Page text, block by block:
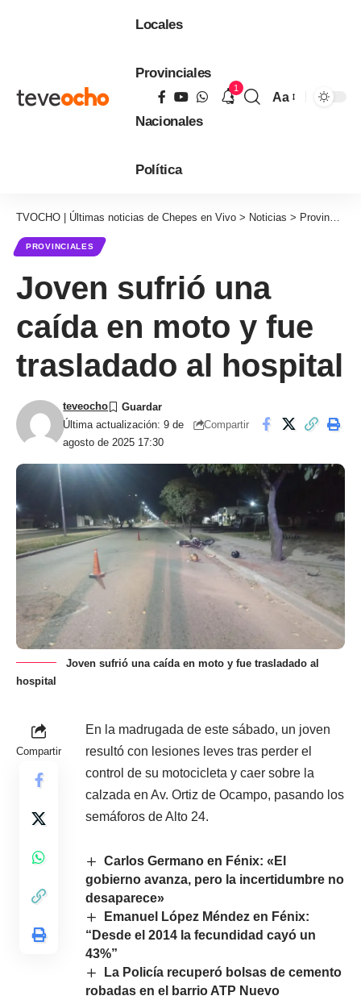
Locales
Provinciales
Nacionales
Política
1
Aa
TVOCHO | Últimas noticias de Chepes en Vivo > Noticias > Provinciales
PROVINCIALES
Joven sufrió una
caída en moto y fue
trasladado al hospital
Última actualización: 9 de
agosto de 2025 17:30
teveocho
Compartir
Joven sufrió una caída en moto y fue trasladado al
hospital
Compartir
En la madrugada de este sábado, un joven
resultó con lesiones leves tras perder el
control de su motocicleta y caer sobre la
calzada en Av. Ortiz de Ocampo, pasando los
semáforos de Alto 24.
Carlos Germano en Fénix: «El
gobierno avanza, pero la incertidumbre no
desaparece»
Emanuel López Méndez en Fénix:
“Desde el 2014 la fecundidad cayó un
43%”
La Policía recuperó bolsas de cemento
robadas en el barrio ATP Nuevo